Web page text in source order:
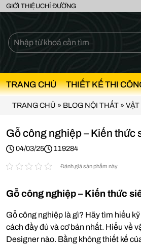
GIỚI THIỆUCHỈ ĐƯỜNG
TRANG CHỦ THIẾT KẾ THI
TRANG CHỦ » BLOG NỘI THẤT »
Gỗ công nghiệp – Kiến thức
04/03/25 119284
Đánh giá sản phẩm này
Gỗ công nghiệp – Kiến thức
Gỗ công nghiệp là gì? Hãy tìm hiểu
cách đầy đủ và cơ bản nhất. Hiểu về
Designer nào. Bằng không thiết kế